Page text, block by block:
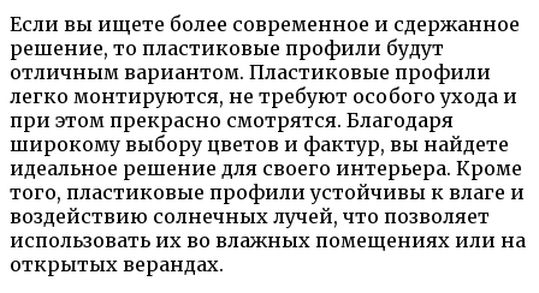
Если вы ищете более современное и сдержанное
решение, то пластиковые профили будут
отличным вариантом. Пластиковые профили
легко монтируются, не требуют особого ухода и
при этом прекрасно смотрятся. Благодаря
широкому выбору цветов и фактур, вы найдете
идеальное решение для своего интерьера. Кроме
того, пластиковые профили устойчивы к влаге и
воздействию солнечных лучей, что позволяет
использовать их во влажных помещениях или на
открытых верандах.